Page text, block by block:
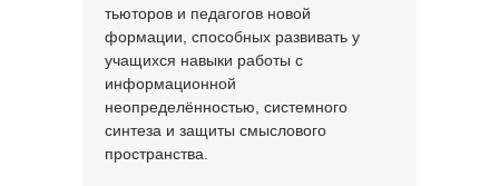
тьюторов и педагогов новой
формации, способных развивать у
учащихся навыки работы с
информационной
неопределённостью, системного
синтеза и защиты смыслового
пространства.